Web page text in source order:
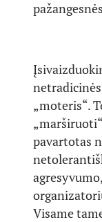
„moteris“.
pavartotas
Visame